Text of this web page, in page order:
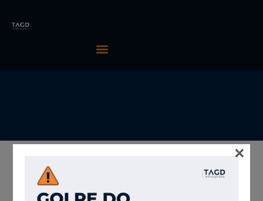
09/06/2026 TAGD Advogados
×